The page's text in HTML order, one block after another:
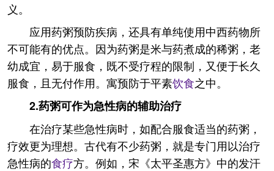
义。
应用药粥预防疾病，还具有单纯使用中西药物所
不可能有的优点。因为药粥是米与药煮成的稀粥，老
幼成宜，易于服食，既不受疗程的限制，又便于长久
服食，且无付作用。寓预防于平素饮食之中。
2.药粥可作为急性病的辅助治疗
在治疗某些急性病时，如配合服食适当的药粥，
疗效更为理想。古代有不少药粥，就是专门用以治疗
急性病的食疗方。例如，宋《太平圣惠方》中的发汗